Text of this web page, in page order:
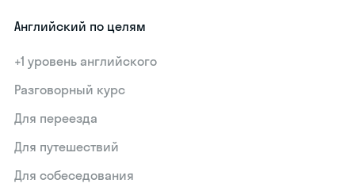
Английский по целям
+1 уровень английского
Разговорный курс
Для переезда
Для путешествий
Для собеседования